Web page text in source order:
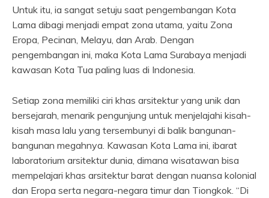
Untuk itu, ia sangat setuju saat pengembangan Kota
Lama dibagi menjadi empat zona utama, yaitu Zona
Eropa, Pecinan, Melayu, dan Arab. Dengan
pengembangan ini, maka Kota Lama Surabaya menjadi
kawasan Kota Tua paling luas di Indonesia.
Setiap zona memiliki ciri khas arsitektur yang unik dan
bersejarah, menarik pengunjung untuk menjelajahi kisah-
kisah masa lalu yang tersembunyi di balik bangunan-
bangunan megahnya. Kawasan Kota Lama ini, ibarat
laboratorium arsitektur dunia, dimana wisatawan bisa
mempelajari khas arsitektur barat dengan nuansa kolonial
dan Eropa serta negara-negara timur dan Tiongkok. “Di